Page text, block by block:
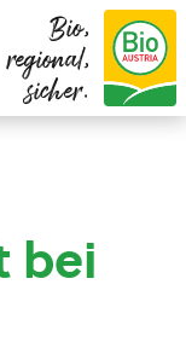
Bio,
regional,
sicher.
bei